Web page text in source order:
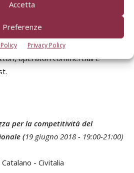
Accetta
Preferenze
Privacy Policy
delle collezioni di
e nuove tecnologie (NBT),
e liste varietali. Verranno
filiera quali vivaisti,
operatori commerciali e
per la competitività del
(19 giugno 2018 - 19:00-21:00)
- Civitalia